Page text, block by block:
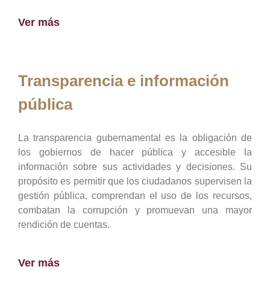
Ver más
Transparencia e información
pública
La transparencia gubernamental es la obligación de
los gobiernos de hacer pública y accesible la
información sobre sus actividades y decisiones. Su
propósito es permitir que los ciudadanos supervisen la
gestión pública, comprendan el uso de los recursos,
combatan la corrupción y promuevan una mayor
rendición de cuentas.
Ver más